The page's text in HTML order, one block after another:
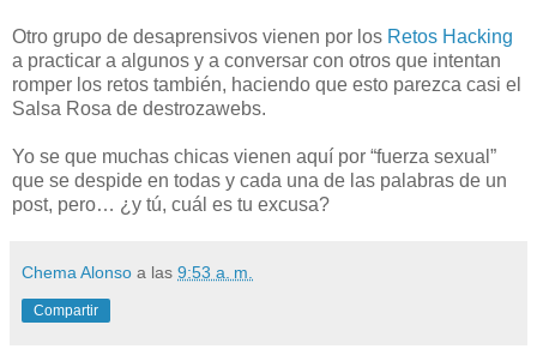
Otro grupo de desaprensivos vienen por los Retos Hacking
a practicar a algunos y a conversar con otros que intentan
romper los retos también, haciendo que esto parezca casi el
Salsa Rosa de destrozawebs.
Yo se que muchas chicas vienen aquí por “fuerza sexual”
que se despide en todas y cada una de las palabras de un
post, pero… ¿y tú, cuál es tu excusa?
Chema Alonso a las 9:53 a. m.
Compartir